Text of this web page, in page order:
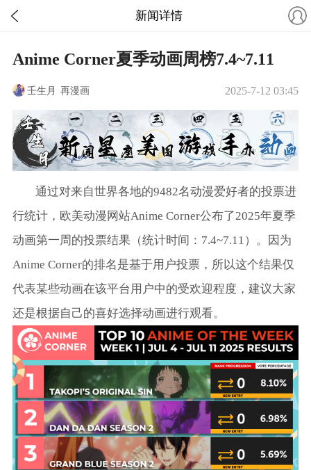
新闻详情
Anime Corner夏季动画周榜7.4~7.11
壬生月 再漫画 2025-7-12 03:45
通过对来自世界各地的9482名动漫爱好者的投票进
行统计，欧美动漫网站Anime Corner公布了2025年夏季
动画第一周的投票结果（统计时间：7.4~7.11）。因为
Anime Corner的排名是基于用户投票，所以这个结果仅
代表某些动画在该平台用户中的受欢迎程度，建议大家
还是根据自己的喜好选择动画进行观看。